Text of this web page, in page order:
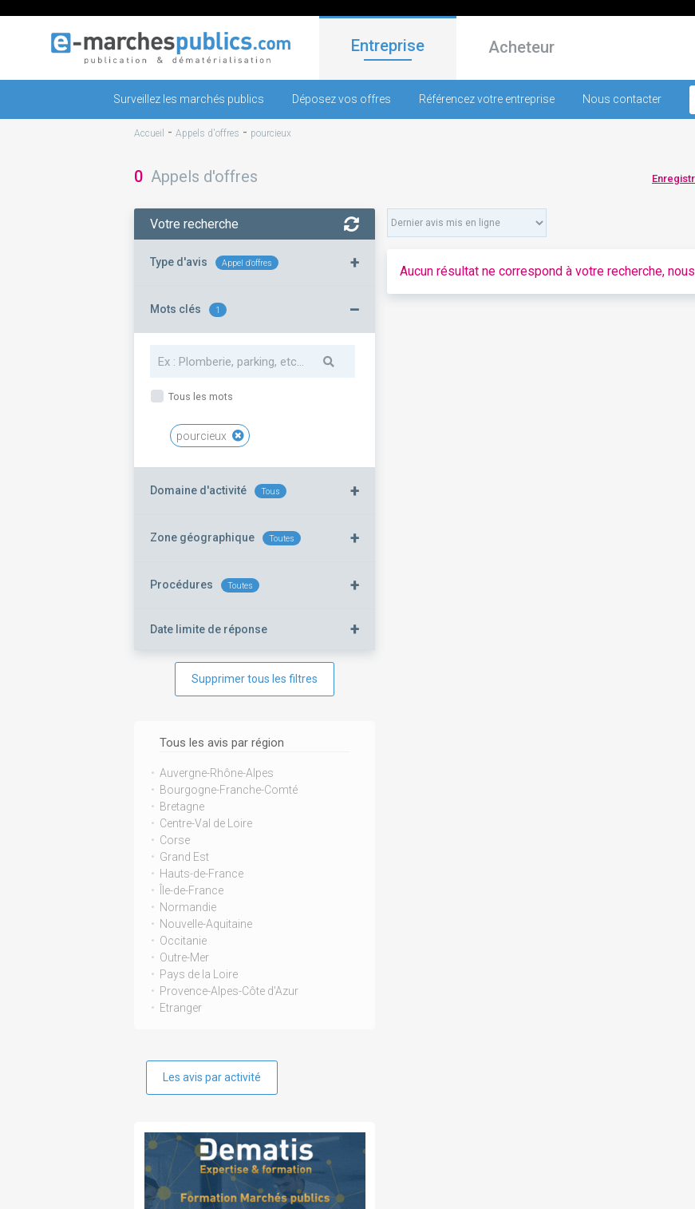
Entreprise Acheteur
Surveillez les marchés publics Déposez vos offres Référencez votre entreprise Nous contacter
Accueil - Appels d'offres - pourcieux
0 Appels d'offres
Votre recherche
Type d'avis Appel d'offres +
Mots clés 1 –
Tous les mots
pourcieux
Domaine d'activité Tous +
Zone géographique Toutes +
Procédures Toutes +
Date limite de réponse +
Supprimer tous les filtres
Tous les avis par région
Auvergne-Rhône-Alpes
Bourgogne-Franche-Comté
Bretagne
Centre-Val de Loire
Corse
Grand Est
Hauts-de-France
Île-de-France
Normandie
Nouvelle-Aquitaine
Occitanie
Outre-Mer
Pays de la Loire
Provence-Alpes-Côte d'Azur
Etranger
Les avis par activité
Aucun résultat ne correspond à votre recherche,